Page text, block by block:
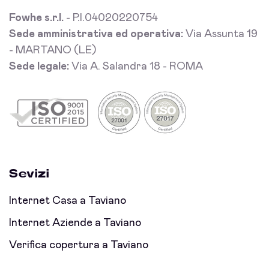
Fowhe s.r.l. - P.I.04020220754
Sede amministrativa ed operativa: Via Assunta 19
- MARTANO (LE)
Sede legale: Via A. Salandra 18 - ROMA
Sevizi
Internet Casa a Taviano
Internet Aziende a Taviano
Verifica copertura a Taviano